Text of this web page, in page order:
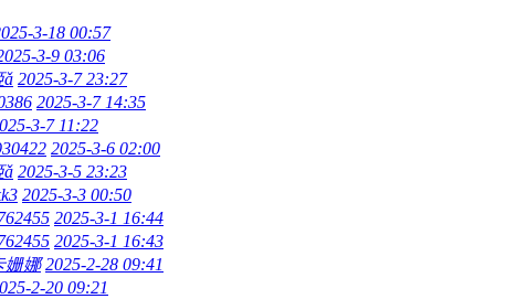
3-18 00:57
3-9 03:06
2025-3-7 23:27
2025-3-7 14:35
3-7 11:22
2025-3-6 02:00
2025-3-5 23:23
2025-3-3 00:50
2025-3-1 16:44
2025-3-1 16:43
姗娜 2025-2-28 09:41
2-20 09:21